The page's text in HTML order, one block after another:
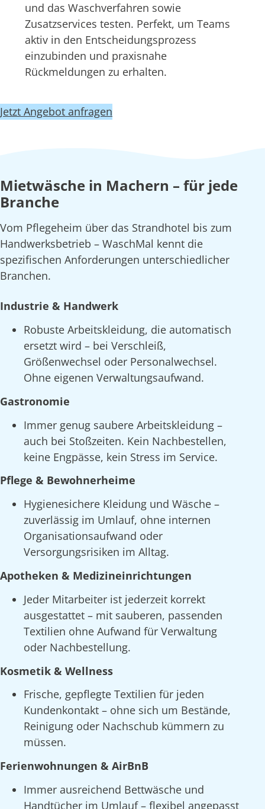
und das Waschverfahren sowie
Zusatzservices testen. Perfekt, um Teams
aktiv in den Entscheidungsprozess
einzubinden und praxisnahe
Rückmeldungen zu erhalten.
Jetzt Angebot anfragen
Mietwäsche in Machern – für jede
Branche
Vom Pflegeheim über das Strandhotel bis zum
Handwerksbetrieb – WaschMal kennt die
spezifischen Anforderungen unterschiedlicher
Branchen.
Industrie & Handwerk
Robuste Arbeitskleidung, die automatisch
ersetzt wird – bei Verschleiß,
Größenwechsel oder Personalwechsel.
Ohne eigenen Verwaltungsaufwand.
Gastronomie
Immer genug saubere Arbeitskleidung –
auch bei Stoßzeiten. Kein Nachbestellen,
keine Engpässe, kein Stress im Service.
Pflege & Bewohnerheime
Hygienesichere Kleidung und Wäsche –
zuverlässig im Umlauf, ohne internen
Organisationsaufwand oder
Versorgungsrisiken im Alltag.
Apotheken & Medizineinrichtungen
Jeder Mitarbeiter ist jederzeit korrekt
ausgestattet – mit sauberen, passenden
Textilien ohne Aufwand für Verwaltung
oder Nachbestellung.
Kosmetik & Wellness
Frische, gepflegte Textilien für jeden
Kundenkontakt – ohne sich um Bestände,
Reinigung oder Nachschub kümmern zu
müssen.
Ferienwohnungen & AirBnB
Immer ausreichend Bettwäsche und
Handtücher im Umlauf – flexibel angepasst